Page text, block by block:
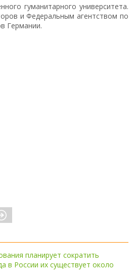
гуманитарного университета.
и Федеральным агентством по
Германии.
планирует сократить
в России их существует около